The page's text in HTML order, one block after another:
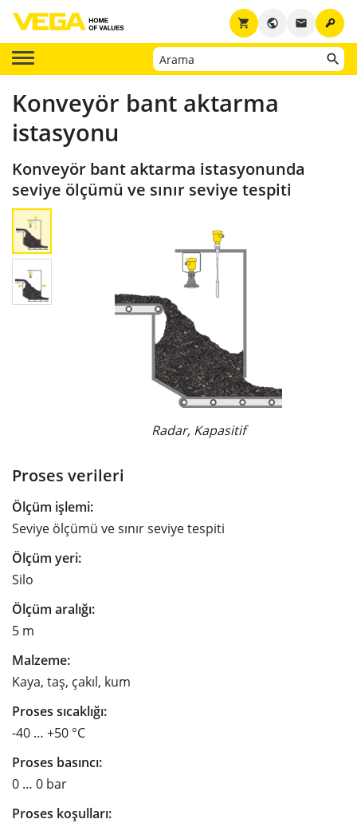
key
email
public
shopping_cart
Konveyör bant aktarma
istasyonu
Konveyör bant aktarma istasyonunda
seviye ölçümü ve sınır seviye tespiti
Radar, Kapasitif
Proses verileri
Ölçüm işlemi:
Seviye ölçümü ve sınır seviye tespiti
Ölçüm yeri:
Silo
Ölçüm aralığı:
5 m
Malzeme:
Kaya, taş, çakıl, kum
Proses sıcaklığı:
-40 … +50 °C
Proses basıncı:
0 … 0 bar
Proses koşulları: